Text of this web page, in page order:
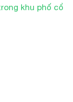
khu phố cổ